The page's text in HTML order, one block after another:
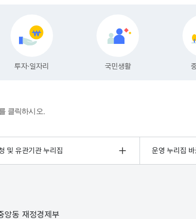
클릭하시오.
및 유관기관 누리집 운영 누리집 바
동 재정경제부